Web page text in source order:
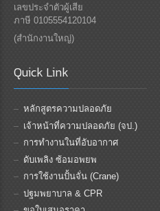
เลขประจำตัวผู้เสีย
ภาษี 0105554120104
(สำนักงานใหญ่)
Quick Link
หลักสูตรความปลอดภัย
เจ้าหน้าที่ความปลอดภัย (จป.)
การทำงานในที่อับอากาศ
ดับเพลิง ซ้อมอพยพ
การใช้งานปั้นจั่น (Crane)
ปฐมพยาบาล & CPR